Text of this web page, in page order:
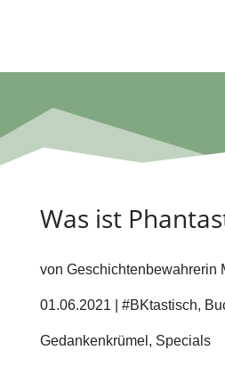
Was ist
von Geschichtenbewahrerin
01.06.2021 #BKtastisch,
Gedankenkrümel , Specials